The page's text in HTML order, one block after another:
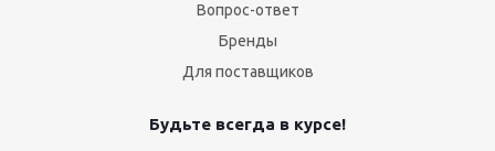
Вопрос-ответ
Бренды
Для поставщиков
Будьте всегда в курсе!